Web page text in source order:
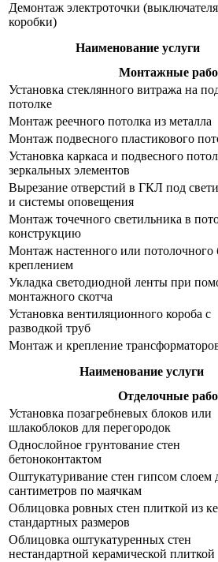
Демонтаж электроточки
коробки)
Наименование услуги
Монтажные
Установка стеклянного витража на
потолке
Монтаж реечного потолка из металла
Монтаж подвесного пластикового
Установка каркаса и подвесного
зеркальных элементов
Вырезание отверстий в ГКЛ под
и системы оповещения
Монтаж точечного светильника в
конструкцию
Монтаж настенного или потолочного
креплением
Укладка светодиодной ленты при
монтажного скотча
Установка вентиляционного короба с
разводкой труб
Монтаж и крепление
Наименование услуги
Отделочные
Установка позагребневых блоков или
шлакоблоков для перегородок
Однослойное грунтование стен
бетоноконтактом
Оштукатуривание стен гипсом слоем
сантиметров по маячкам
Облицовка ровных стен плиткой из
стандартных размеров
Облицовка оштукатуренных стен
нестандартной керамической плиткой